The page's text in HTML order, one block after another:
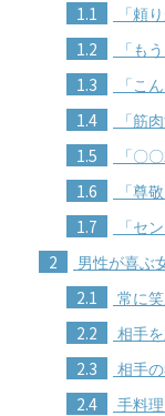
1.1 「頼
1.2 「も
1.3 「こ
1.4 「筋
1.5 「〇
1.6 「尊
1.7 「セ
2 男性が喜ぶ
2.1 常に
2.2 相手
2.3 相手
2.4 手料